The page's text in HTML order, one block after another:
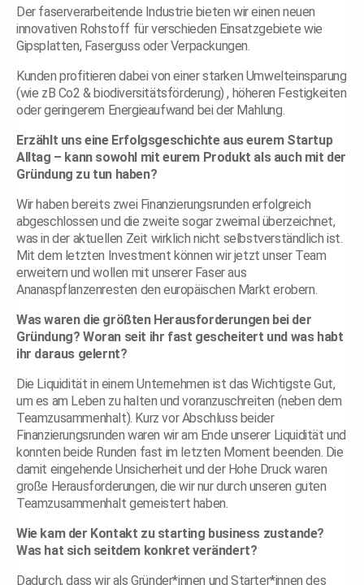
Der faserverarbeitende Industrie bieten wir einen neuen
innovativen Rohstoff für verschieden Einsatzgebiete wie
Gipsplatten, Faserguss oder Verpackungen.
Kunden profitieren dabei von einer starken Umwelteinsparung
(wie zB Co2 & biodiversitätsförderung) , höheren Festigkeiten
oder geringerem Energieaufwand bei der Mahlung.
Erzählt uns eine Erfolgsgeschichte aus eurem Startup
Alltag – kann sowohl mit eurem Produkt als auch mit der
Gründung zu tun haben?
Wir haben bereits zwei Finanzierungsrunden erfolgreich
abgeschlossen und die zweite sogar zweimal überzeichnet,
was in der aktuellen Zeit wirklich nicht selbstverständlich ist.
Mit dem letzten Investment können wir jetzt unser Team
erweitern und wollen mit unserer Faser aus
Ananaspflanzenresten den europäischen Markt erobern.
Was waren die größten Herausforderungen bei der
Gründung? Woran seit ihr fast gescheitert und was habt
ihr daraus gelernt?
Die Liquidität in einem Unternehmen ist das Wichtigste Gut,
um es am Leben zu halten und voranzuschreiten (neben dem
Teamzusammenhalt). Kurz vor Abschluss beider
Finanzierungsrunden waren wir am Ende unserer Liquidität und
konnten beide Runden fast im letzten Moment beenden. Die
damit eingehende Unsicherheit und der Hohe Druck waren
große Herausforderungen, die wir nur durch unseren guten
Teamzusammenhalt gemeistert haben.
Wie kam der Kontakt zu starting business zustande?
Was hat sich seitdem konkret verändert?
Dadurch, dass wir als Gründer*innen und Starter*innen des